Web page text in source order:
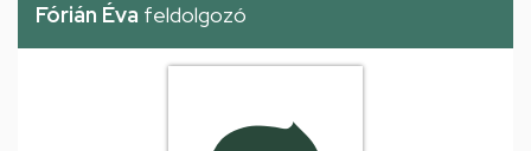
Fórián Éva feldolgozó